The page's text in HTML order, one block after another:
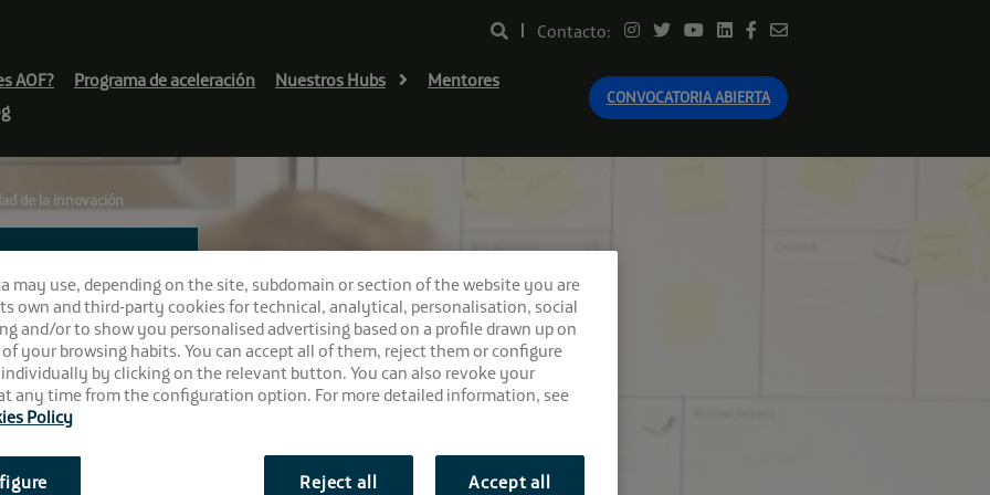
Contacto:
AOF? Programa de aceleración Nuestros Hubs
Mentores
CONVOCATORIA ABIERTA
de la innovación
la
may use, depending on the site, subdomain or section of the website you are
own and third-party cookies for technical, analytical, personalisation, social
and/or to show you personalised advertising based on a profile drawn up on
your browsing habits. You can accept all of them, reject them or configure
by clicking on the relevant button. You can also revoke your
any time from the configuration option. For more detailed information, see
Policy
Reject all Accept all